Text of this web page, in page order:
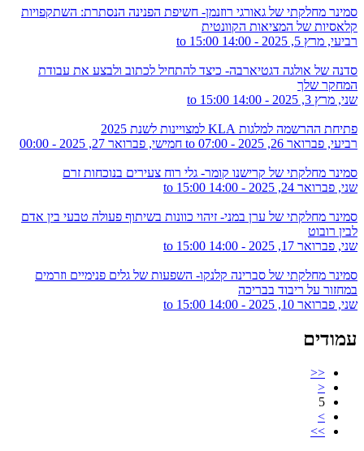
סמינר מחלקתי של גאורגי רוזנמן- חשיפת הפנינה הנסתרת: השתקפויות
קלאסיות של המציאות הקוונטית
רביעי, מרץ 5, 2025 -
14:00
15:00
סדנה של אולגה דגטיארבה- כיצד להתחיל לכתוב ולבצע את עבודת
המחקר שלך
שני, מרץ 3, 2025 -
14:00
15:00
פתיחת ההרשמה למלגות KLA למצויינות לשנת 2025
רביעי, פברואר 26, 2025 - 07:00
חמישי, פברואר 27, 2025 - 00:00
סמינר מחלקתי של קרישנו קומר- גלי רוח צעירים בנוכחות זרם
שני, פברואר 24, 2025 -
14:00
15:00
סמינר מחלקתי של ערן במני- זיהוי כוונות בשיתוף פעולה טבעי בין אדם
לבין רובוט
שני, פברואר 17, 2025 -
14:00
15:00
סמינר מחלקתי של סברינה קלנקו- השפעות של גלים פנימיים וזרמים
במחזור על ריבוד בבריכה
שני, פברואר 10, 2025 -
14:00
15:00
עמודים
<<
<
5
>
>>